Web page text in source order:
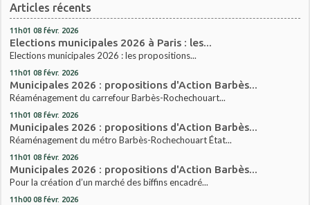
Articles récents
11h01 08 févr. 2026
Elections municipales 2026 à Paris : les...
Elections municipales 2026 : les propositions...
11h01 08 févr. 2026
Municipales 2026 : propositions d'Action Barbès...
Réaménagement du carrefour Barbès-Rochechouart...
11h01 08 févr. 2026
Municipales 2026 : propositions d'Action Barbès...
Réaménagement du métro Barbès-Rochechouart État...
11h01 08 févr. 2026
Municipales 2026 : propositions d'Action Barbès...
Pour la création d’un marché des biffins encadré...
11h00 08 févr. 2026